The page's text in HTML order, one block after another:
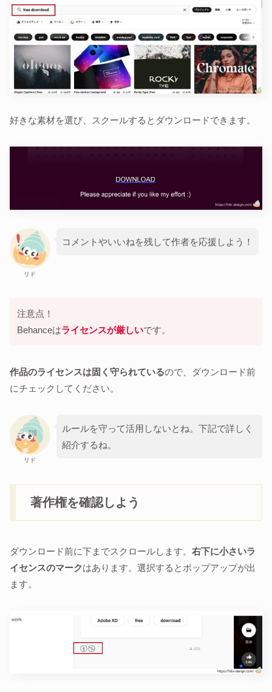
好きな素材を選び、スクールするとダウンロードできます。
リド
コメントやいいねを残して作者を応援しよう！
注意点！
Behanceはライセンスが厳しいです。
作品のライセンスは固く守られているので、ダウンロード前
にチェックしてください。
リド
ルールを守って活用しないとね。下記で詳しく
紹介するね。
著作権を確認しよう
ダウンロード前に下までスクロールします。 右下に小さいラ
イセンスのマークはあります。選択するとポップアップが出
ます。